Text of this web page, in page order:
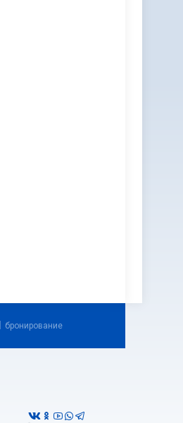
бронирование